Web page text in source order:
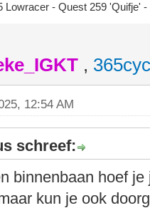
Lowracer - Quest 259 'Quifje'
,
12:54 AM
schreef:
binnenbaan hoef
kun je ook